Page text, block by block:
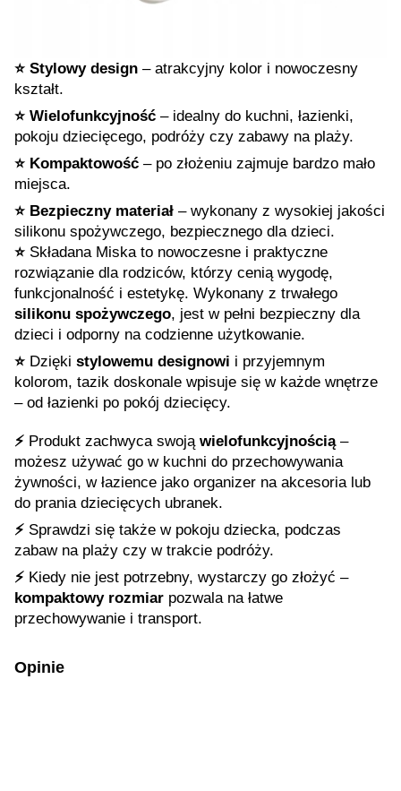
⭐️ Stylowy design – atrakcyjny kolor i nowoczesny
kształt.
⭐️ Wielofunkcyjność – idealny do kuchni, łazienki,
pokoju dziecięcego, podróży czy zabawy na plaży.
⭐️ Kompaktowość – po złożeniu zajmuje bardzo mało
miejsca.
⭐️ Bezpieczny materiał – wykonany z wysokiej jakości
silikonu spożywczego, bezpiecznego dla dzieci.
⭐️ Składana Miska to nowoczesne i praktyczne
rozwiązanie dla rodziców, którzy cenią wygodę,
funkcjonalność i estetykę. Wykonany z trwałego
silikonu spożywczego, jest w pełni bezpieczny dla
dzieci i odporny na codzienne użytkowanie.
⭐️ Dzięki stylowemu designowi i przyjemnym
kolorom, tazik doskonale wpisuje się w każde wnętrze
– od łazienki po pokój dziecięcy.
⚡️ Produkt zachwyca swoją wielofunkcyjnością–
możesz używać go w kuchni do przechowywania
żywności, w łazience jako organizer na akcesoria lub
do prania dziecięcych ubranek.
⚡️ Sprawdzi się także w pokoju dziecka, podczas
zabaw na plaży czy w trakcie podróży.
⚡️ Kiedy nie jest potrzebny, wystarczy go złożyć –
kompaktowy rozmiar pozwala na łatwe
przechowywanie i transport.
Opinie